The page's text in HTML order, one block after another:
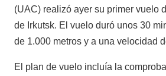
(UAC) realizó ayer su primer vuelo
de Irkutsk. El vuelo duró unos 30
de 1.000 metros y a una velocidad
El plan de vuelo incluía la